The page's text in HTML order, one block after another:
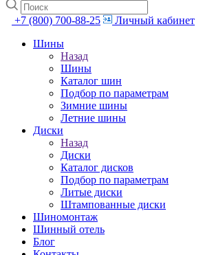
+7 (800) 700-88-25
Личный кабинет
Шины
Назад
Шины
Каталог шин
Подбор по параметрам
Зимние шины
Летние шины
Диски
Назад
Диски
Каталог дисков
Подбор по параметрам
Литые диски
Штампованные диски
Шиномонтаж
Шинный отель
Блог